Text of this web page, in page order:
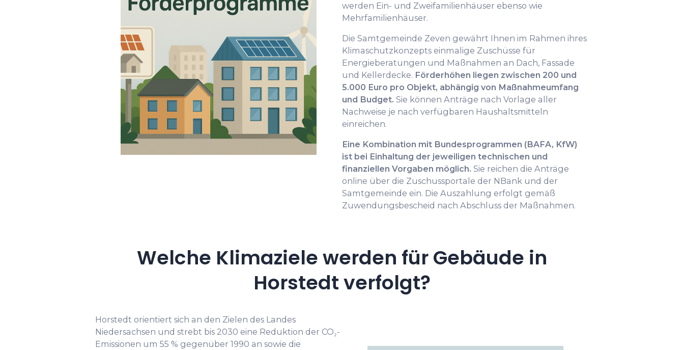
werden Ein- und Zweifamilienhäuser ebenso wie
Mehrfamilienhäuser.
Die Samtgemeinde Zeven gewährt Ihnen im Rahmen ihres
Klimaschutzkonzepts einmalige Zuschüsse für
Energieberatungen und Maßnahmen an Dach, Fassade
und Kellerdecke. Förderhöhen liegen zwischen 200 und
5.000 Euro pro Objekt, abhängig von Maßnahmeumfang
und Budget. Sie können Anträge nach Vorlage aller
Nachweise je nach verfügbaren Haushaltsmitteln
einreichen.
Eine Kombination mit Bundesprogrammen (BAFA, KfW)
ist bei Einhaltung der jeweiligen technischen und
finanziellen Vorgaben möglich. Sie reichen die Anträge
online über die Zuschussportale der NBank und der
Samtgemeinde ein. Die Auszahlung erfolgt gemäß
Zuwendungsbescheid nach Abschluss der Maßnahmen.
Welche Klimaziele werden für Gebäude in
Horstedt verfolgt?
Horstedt orientiert sich an den Zielen des Landes
Niedersachsen und strebt bis 2030 eine Reduktion der CO₂-
Emissionen um 55 % gegenüber 1990 an sowie die